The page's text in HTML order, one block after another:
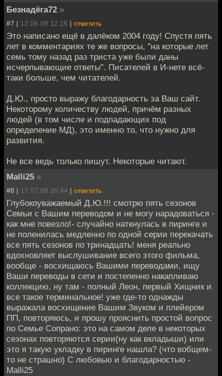
Безнадёга72 »
#7 | 12.06.09 12:15 | ответить
Это написано ещё в далёком 2004 году! Спустя пять
лет в комментариях те же вопросы, "на которые лет
семь тому назад раз триста уже были даны
исчерпывающие ответы". Писателей в И-нете всё-
таки больше, чем читателей.
Д.Ю., просто выражу благодарность за Ваш сайт.
Некоторому количеству людей, причём разных
людей (в том числе и подпадающих под
определение МД), это именно то, что нужно для
развития.
Не все ведь только пишут. Некоторые читают.
Malli25 »
#8 | 17.07.09 20:44 | ответить
Глубокоуважаемый Д.Ю.!!! смотрю пять сезонов
Семьи с Вашим переводом и не могу нарадоваться -
как мне повезло!- случайно наткнулась в пиринге и
не поленилась медленно по одной серии перекачать
все пять сезонов по тринадцать! меня реально
вдохновляет выслушивание всего этого фильма,
вообще - восхищаюсь Вашими переводами, ищу
Ваши переводы в сети и постепенно накапливаю
коллекцию, ну там - полный Леон, первый Хищник и
все такое терминальное! уже где-то однажды
выражала восхищение Вашим Звуком и плейером
ПП, повторяюсь, и прошу прояснить простой вопрос
по Семье Сопрано: это на самом деле в некоторых
сезонах повторяются серии(ну как вкладыши) или
это я такую укладку в пиринге нашла? (что вобщем-
то не страшно) С любовью и благодарностью -
Malli25